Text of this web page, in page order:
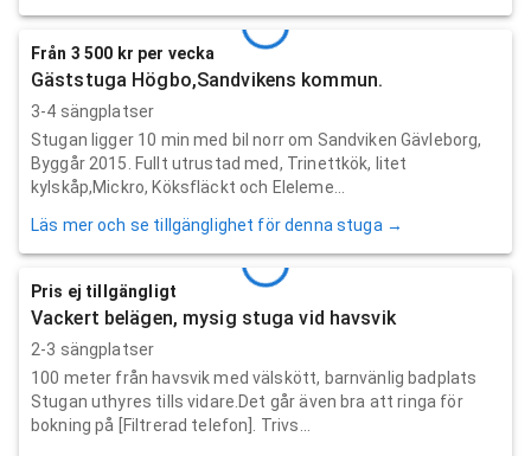
Från 3 500 kr per vecka
Gäststuga Högbo,Sandvikens kommun.
3-4 sängplatser
Stugan ligger 10 min med bil norr om Sandviken Gävleborg,
Byggår 2015. Fullt utrustad med, Trinettkök, litet
kylskåp,Mickro, Köksfläckt och Eleleme...
Läs mer och se tillgänglighet för denna stuga →
Pris ej tillgängligt
Vackert belägen, mysig stuga vid havsvik
2-3 sängplatser
100 meter från havsvik med välskött, barnvänlig badplats
Stugan uthyres tills vidare.Det går även bra att ringa för
bokning på [Filtrerad telefon]. Trivs...